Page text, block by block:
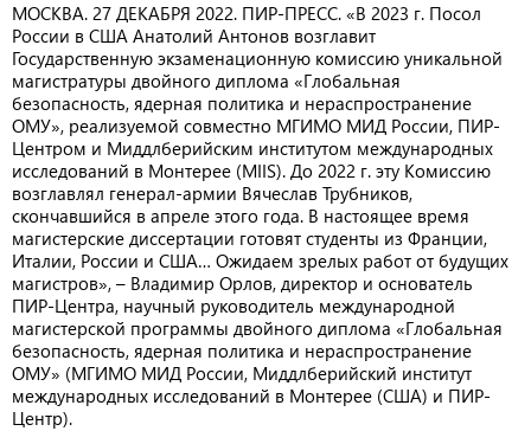
МОСКВА. 27 ДЕКАБРЯ 2022. ПИР-ПРЕСС. «В 2023 г. Посол
России в США Анатолий Антонов возглавит
Государственную экзаменационную комиссию уникальной
магистратуры двойного диплома «Глобальная
безопасность, ядерная политика и нераспространение
ОМУ», реализуемой совместно МГИМО МИД России, ПИР-
Центром и Миддлберийским институтом международных
исследований в Монтерее (MIIS). До 2022 г. эту Комиссию
возглавлял генерал-армии Вячеслав Трубников,
скончавшийся в апреле этого года. В настоящее время
магистерские диссертации готовят студенты из Франции,
Италии, России и США… Ожидаем зрелых работ от будущих
магистров», – Владимир Орлов, директор и основатель
ПИР-Центра, научный руководитель международной
магистерской программы двойного диплома «Глобальная
безопасность, ядерная политика и нераспространение
ОМУ» (МГИМО МИД России, Миддлберийский институт
международных исследований в Монтерее (США) и ПИР-
Центр).